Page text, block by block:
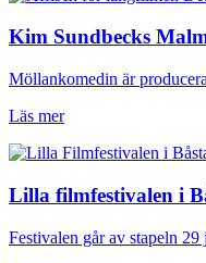
Kim Sundbecks
Möllankomedin är
Läs mer
Lilla filmfestivalen i
Festivalen går av stapeln